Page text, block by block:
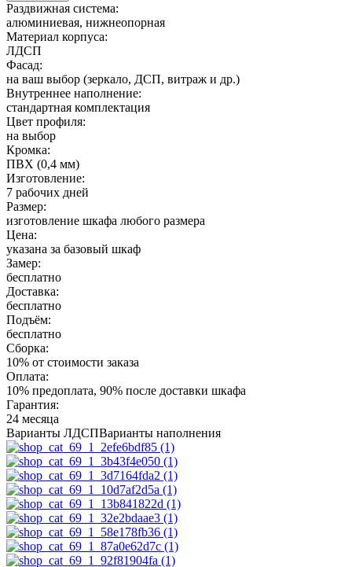
Раздвижная система:
алюминиевая, нижнеопорная
Материал корпуса:
ЛДСП
Фасад:
на ваш выбор (зеркало, ДСП, витраж и др.)
Внутреннее наполнение:
стандартная комплектация
Цвет профиля:
на выбор
Кромка:
ПВХ (0,4 мм)
Изготовление:
7 рабочих дней
Размер:
изготовление шкафа любого размера
Цена:
указана за базовый шкаф
Замер:
бесплатно
Доставка:
бесплатно
Подъём:
бесплатно
Сборка:
10% от стоимости заказа
Оплата:
10% предоплата, 90% после доставки шкафа
Гарантия:
24 месяца
Варианты ЛДСПВарианты наполнения